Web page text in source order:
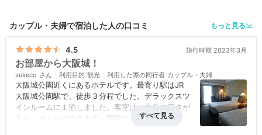
スイーツビュッフェが大人気。国際色豊かなレストラン
大阪城ホールが近い♩大阪城公園駅より徒歩約3分の立地
カップル・夫婦で宿泊した人の口コミ もっと見る
4.5 旅行時期 2023年3月
お部屋から大阪城！
sukeco 利用目的 観光 利用した際の同行者 カップル・夫婦
大阪城公園近くにあるホテルです。最寄り駅はJR
大阪城公園駅で、徒歩３分程でした。デラックスツ
インルームに１泊しました。客室は、十分の広さが
あり、ゆったりできます。部屋からは大阪城が見え